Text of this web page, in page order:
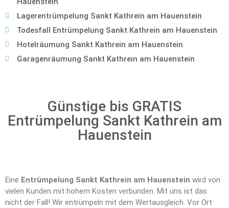
Lagerentrümpelung Sankt Kathrein am Hauenstein
Todesfall Entrümpelung Sankt Kathrein am Hauenstein
Hotelräumung Sankt Kathrein am Hauenstein
Garagenräumung Sankt Kathrein am Hauenstein
Günstige bis GRATIS
Entrümpelung Sankt Kathrein am
Hauenstein
Eine Entrümpelung Sankt Kathrein am Hauenstein wird von
vielen Kunden mit hohem Kosten verbunden. Mit uns ist das
nicht der Fall! Wir entrümpeln mit dem Wertausgleich. Vor Ort